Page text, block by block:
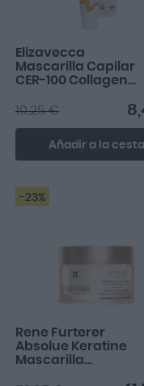
Elizavecca
Mascarilla Capilar
CER-100 Collagen
Injection 50ml
10,25 €
Añadir a la cesta
-23%
Rene Furterer
Absolue Keratine
Mascarilla